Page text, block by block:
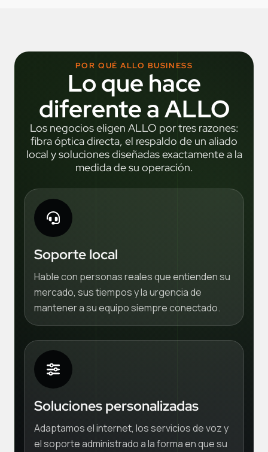
POR QUÉ ALLO BUSINESS
Lo que hace
diferente a ALLO
Los negocios eligen ALLO por tres razones:
fibra óptica directa, el respaldo de un aliado
local y soluciones diseñadas exactamente a la
medida de su operación.
Soporte local
Hable con personas reales que entienden su
mercado, sus tiempos y la urgencia de
mantener a su equipo siempre conectado.
Soluciones personalizadas
Adaptamos el internet, los servicios de voz y
el soporte administrado a la forma en que su